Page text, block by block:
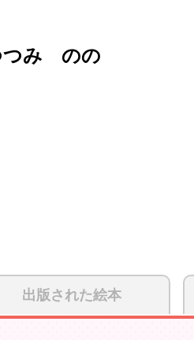
つみ のの
出版された絵本